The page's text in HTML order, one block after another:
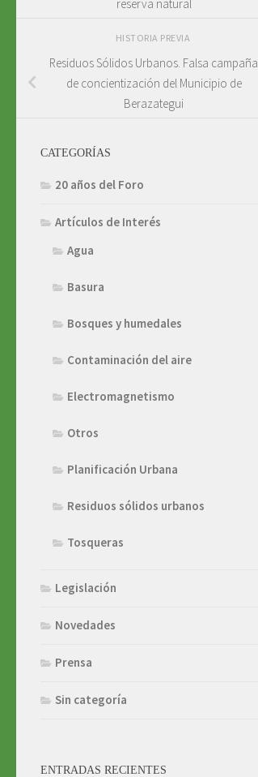
reserva natural
HISTORIA PREVIA
Residuos Sólidos Urbanos. Falsa campaña
de concientización del Municipio de
Berazategui
CATEGORÍAS
20 años del Foro
Artículos de Interés
Agua
Basura
Bosques y humedales
Contaminación del aire
Electromagnetismo
Otros
Planificación Urbana
Residuos sólidos urbanos
Tosqueras
Legislación
Novedades
Prensa
Sin categoría
ENTRADAS RECIENTES